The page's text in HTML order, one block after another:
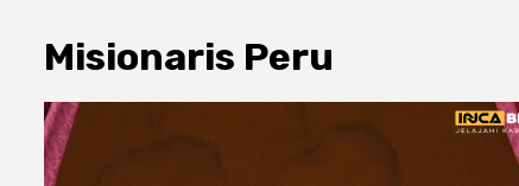
Misionaris Peru